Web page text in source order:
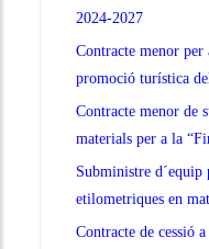
2024-2027
Contracte menor
promoció turística
Contracte menor de
materials per a la
Subministre
etilometriques en
Contracte de cessió